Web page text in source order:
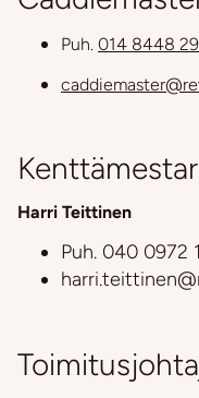
Puh. 014 8448
Harri Teittinen
Puh. 040 0972